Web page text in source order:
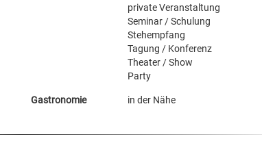
private Veranstaltung
Seminar / Schulung
Stehempfang
Tagung / Konferenz
Theater / Show
Party
Gastronomie in der Nähe